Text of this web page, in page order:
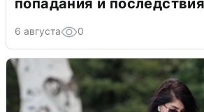
попадания и последствия
6 августа 0